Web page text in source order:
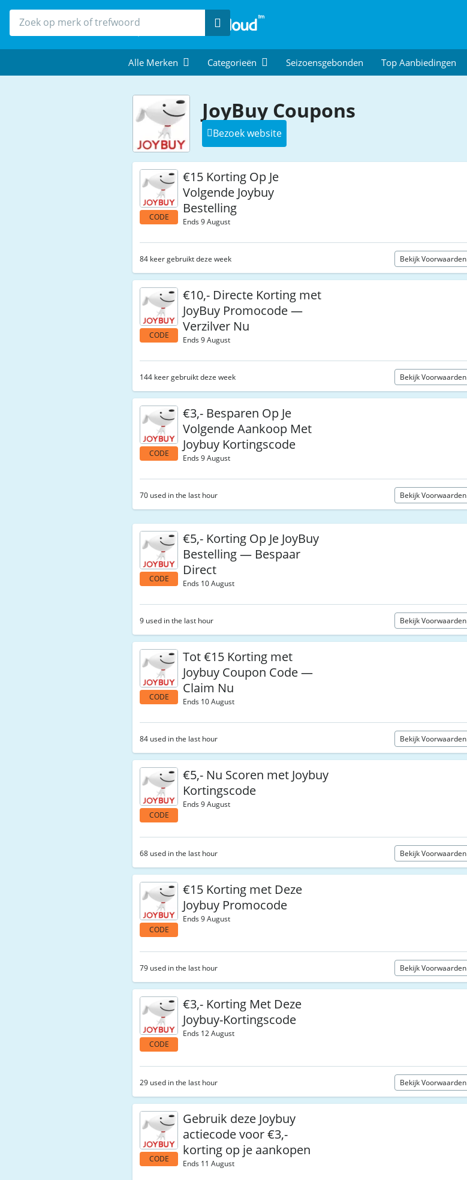
Zoek
Alle Merken Categorieën Seizoensgebonden Top Aanbiedingen
JoyBuy Coupons
Bezoek website
CODE
€15 Korting Op Je
Volgende Joybuy
Bestelling
Ends 9 August
84 keer gebruikt deze week Bekijk Voorwaarden
CODE
€10,- Directe Korting met
JoyBuy Promocode —
Verzilver Nu
Ends 9 August
144 keer gebruikt deze week Bekijk Voorwaarden
CODE
€3,- Besparen Op Je
Volgende Aankoop Met
Joybuy Kortingscode
Ends 9 August
70 used in the last hour Bekijk Voorwaarden
CODE
€5,- Korting Op Je JoyBuy
Bestelling — Bespaar
Direct
Ends 10 August
9 used in the last hour Bekijk Voorwaarden
CODE
Tot €15 Korting met
Joybuy Coupon Code —
Claim Nu
Ends 10 August
84 used in the last hour Bekijk Voorwaarden
CODE
€5,- Nu Scoren met Joybuy
Kortingscode
Ends 9 August
68 used in the last hour Bekijk Voorwaarden
CODE
€15 Korting met Deze
Joybuy Promocode
Ends 9 August
79 used in the last hour Bekijk Voorwaarden
CODE
€3,- Korting Met Deze
Joybuy-Kortingscode
Ends 12 August
29 used in the last hour Bekijk Voorwaarden
CODE
Gebruik deze Joybuy
actiecode voor €3,-
korting op je aankopen
Ends 11 August